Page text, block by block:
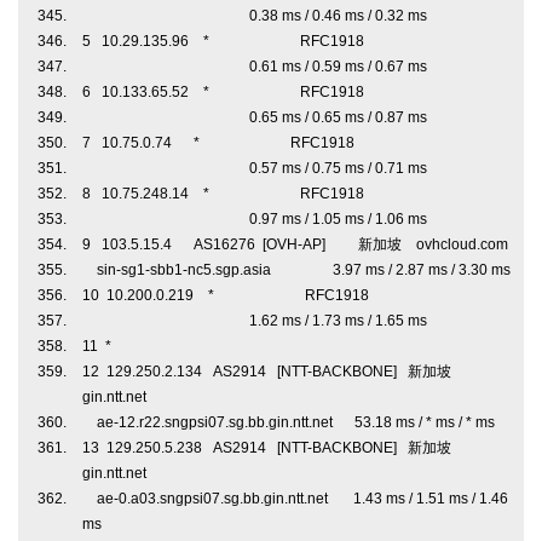
0.38 ms / 0.46 ms / 0.32 ms
5 10.29.135.96 * RFC1918
0.61 ms / 0.59 ms / 0.67 ms
6 10.133.65.52 * RFC1918
0.65 ms / 0.65 ms / 0.87 ms
7 10.75.0.74 * RFC1918
0.57 ms / 0.75 ms / 0.71 ms
8 10.75.248.14 * RFC1918
0.97 ms / 1.05 ms / 1.06 ms
9 103.5.15.4 AS16276 [OVH-AP] 新加坡 ovhcloud.com
sin-sg1-sbb1-nc5.sgp.asia 3.97 ms / 2.87 ms / 3.30 ms
10 10.200.0.219 * RFC1918
1.62 ms / 1.73 ms / 1.65 ms
11 *
12 129.250.2.134 AS2914 [NTT-BACKBONE] 新加坡
gin.ntt.net
ae-12.r22.sngpsi07.sg.bb.gin.ntt.net 53.18 ms / * ms / * ms
13 129.250.5.238 AS2914 [NTT-BACKBONE] 新加坡
gin.ntt.net
ae-0.a03.sngpsi07.sg.bb.gin.ntt.net 1.43 ms / 1.51 ms / 1.46
ms